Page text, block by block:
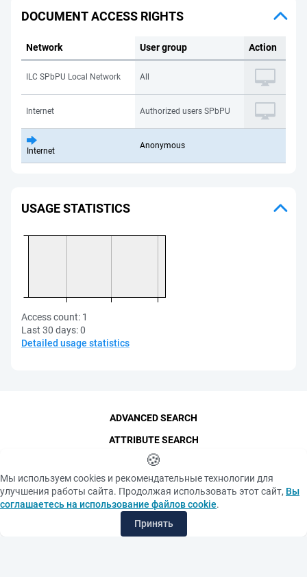
DOCUMENT ACCESS RIGHTS
Network User group Action
ILC SPbPU Local Network All
Internet Authorized users SPbPU
Internet
Anonymous
USAGE STATISTICS
Access count: 1
Last 30 days:0
Detailed usage statistics
SPbPU
ADVANCED SEARCH
ATTRIBUTE SEARCH
CONTACTS
THE FUNDAMENTAL LIBRARY
LAST ARRIVALS
MOST REQUESTED ITEMS
🍪
Мы используем cookies и рекомендательные технологии для
улучшения работы сайта. Продолжая использовать этот сайт, Вы
соглашаетесь на использование файлов cookie.
Принять